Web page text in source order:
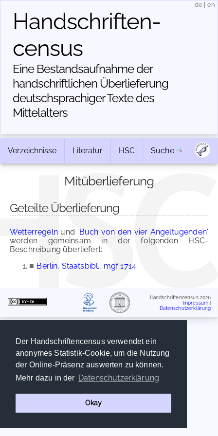
Der Handschriftencensus verwendet ein
anonymes Statistik-Cookie, um die Nutzung
der Online-Präsenz auswerten zu können.
Mehr dazu in der Datenschutzerklärung
Okay
Handschriften­
census
Eine Bestandsaufnahme der
handschriftlichen Über­lieferung
deutschsprachiger Texte des
Mittelalters
de en
Verzeichnisse Literatur HSC Suche
Mitüberlieferung
Geteilte Überlieferung
Wetterregelnund 'Buch von den vier Angeltugenden'
werden gemeinsam in der folgenden HSC-
Beschreibung überliefert:
■ Berlin, Staatsbibl., mgf 1714
Handschriftencensus 2026
Impressum
Datenschutzerklärung